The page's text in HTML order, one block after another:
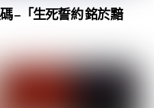
–「生死誓約 銘於黯